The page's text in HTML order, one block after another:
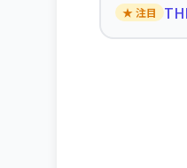
★ 注目